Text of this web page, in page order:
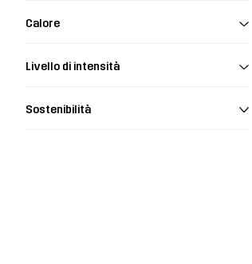
Calore
Livello di intensità
Sostenibilità